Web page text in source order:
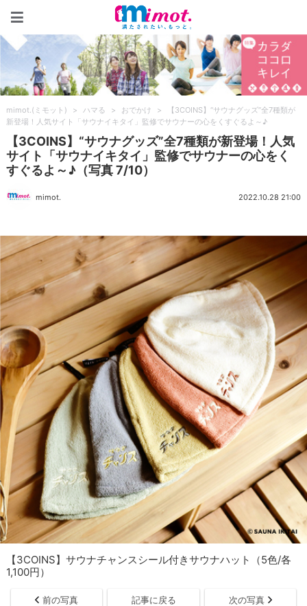
mimot.(ミモット) > ハマる > おでかけ >
【3COINS】“サウナグッズ”全7種類が
新登場！人気サイト「サウナイキタイ」監修でサウナーの心をくすぐるよ～♪
【3COINS】“サウナグッズ”全7種類が新登場！人気
サイト「サウナイキタイ」監修でサウナーの心をく
すぐるよ～♪（写真 7/10）
mimot. 2022.10.28 21:00
【3COINS】サウナチャンスシール付きサウナハット（5色/各
1,100円）
前の写真 記事に戻る 次の写真